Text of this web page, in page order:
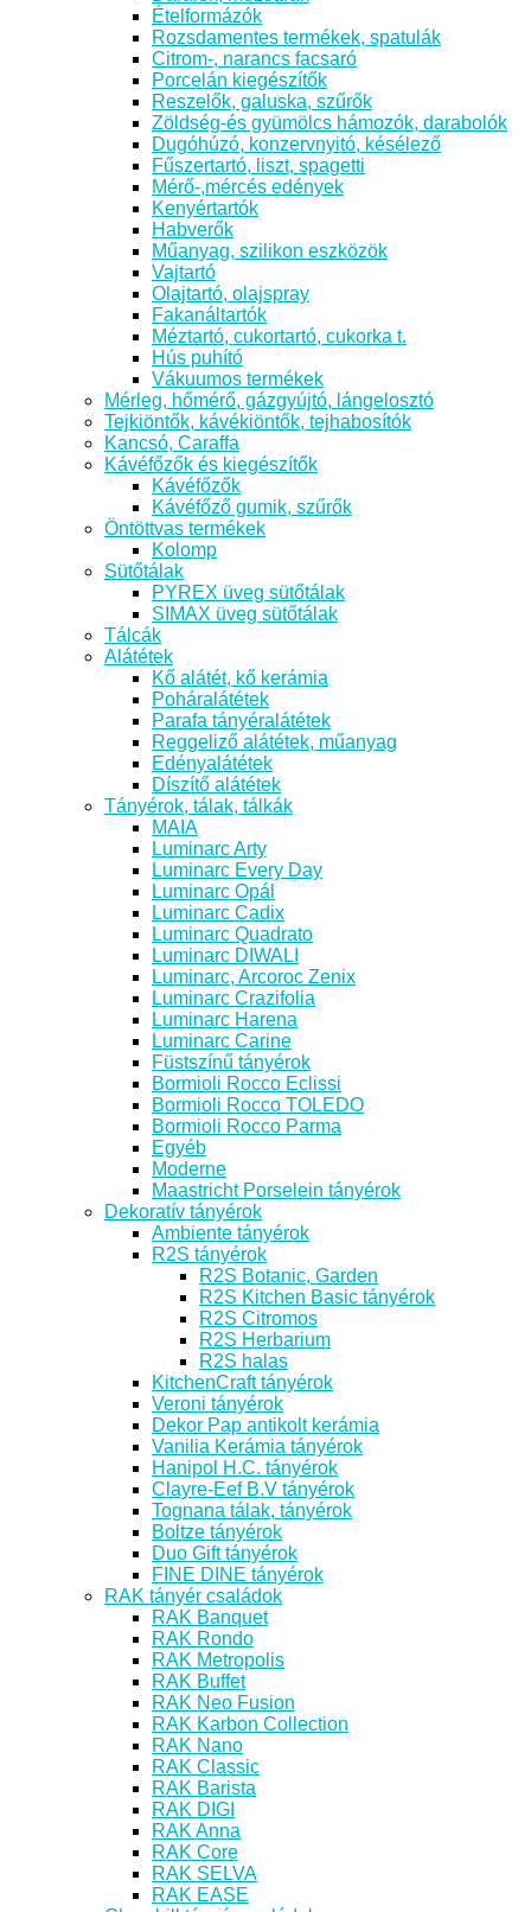
Ételformázók
Rozsdamentes termékek, spatulák
Citrom-, narancs facsaró
Porcelán kiegészítők
Reszelők, galuska, szűrők
Zöldség-és gyümölcs hámozók, darabolók
Dugóhúzó, konzervnyitó, késélező
Fűszertartó, liszt, spagetti
Mérő-,mércés edények
Kenyértartók
Habverők
Műanyag, szilikon eszközök
Vajtartó
Olajtartó, olajspray
Fakanáltartók
Méztartó, cukortartó, cukorka t.
Hús puhító
Vákuumos termékek
Mérleg, hőmérő, gázgyújtó, lángelosztó
Tejkiöntők, kávékiöntők, tejhabosítók
Kancsó, Caraffa
Kávéfőzők és kiegészítők
Kávéfőzők
Kávéfőző gumik, szűrők
Öntöttvas termékek
Kolomp
Sütőtálak
PYREX üveg sütőtálak
SIMAX üveg sütőtálak
Tálcák
Alátétek
Kő alátét, kő kerámia
Poháralátétek
Parafa tányéralátétek
Reggeliző alátétek, műanyag
Edényalátétek
Díszítő alátétek
Tányérok, tálak, tálkák
MAIA
Luminarc Arty
Luminarc Every Day
Luminarc Opál
Luminarc Cadix
Luminarc Quadrato
Luminarc DIWALI
Luminarc, Arcoroc Zenix
Luminarc Crazifolia
Luminarc Harena
Luminarc Carine
Füstszínű tányérok
Bormioli Rocco Eclissi
Bormioli Rocco TOLEDO
Bormioli Rocco Parma
Egyéb
Moderne
Maastricht Porselein tányérok
Dekoratív tányérok
Ambiente tányérok
R2S tányérok
R2S Botanic, Garden
R2S Kitchen Basic tányérok
R2S Citromos
R2S Herbarium
R2S halas
KitchenCraft tányérok
Veroni tányérok
Dekor Pap antikolt kerámia
Vanilia Kerámia tányérok
Hanipol H.C. tányérok
Clayre-Eef B.V tányérok
Tognana tálak, tányérok
Boltze tányérok
Duo Gift tányérok
FINE DINE tányérok
RAK tányér családok
RAK Banquet
RAK Rondo
RAK Metropolis
RAK Buffet
RAK Neo Fusion
RAK Karbon Collection
RAK Nano
RAK Classic
RAK Barista
RAK DIGI
RAK Anna
RAK Core
RAK SELVA
RAK EASE